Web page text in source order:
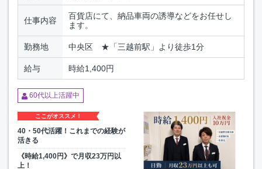
仕事内容
百貨店にて、納品車両の誘導などをお任せし
ます。
勤務地 中央区 ★「三越前駅」より徒歩1分
給与 時給1,400円
60代以上活躍中
ここがオススメ！
40・50代活躍！これまでの経験が
活きる
《時給1,400円》で月収23万円以
上！